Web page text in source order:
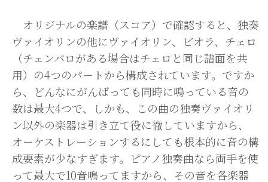
オリジナルの楽譜（スコア）で確認すると、独奏
ヴァイオリンの他にヴァイオリン、ビオラ、チェロ
（チェンバロがある場合はチェロと同じ譜面を共
用）の4つのパートから構成されています。ですか
ら、どんなにがんばっても同時に鳴っている音の
数は最大4つで、しかも、この曲の独奏ヴァイオリ
ン以外の楽器は引き立て役に徹していますから、
オーケストレーションするにしても根本的に音の構
成要素が少なすぎます。ピアノ独奏曲なら両手を使
って最大で10音鳴ってますから、その音を各楽器